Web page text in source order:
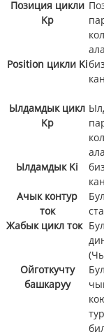
Позиция цикли
Kp
Position цикли Ki
Ылдамдык цикл
Kp
Ылдамдык Ki
Ачык контур
ток
Жабык цикл ток
Ойготкучту
башкаруу